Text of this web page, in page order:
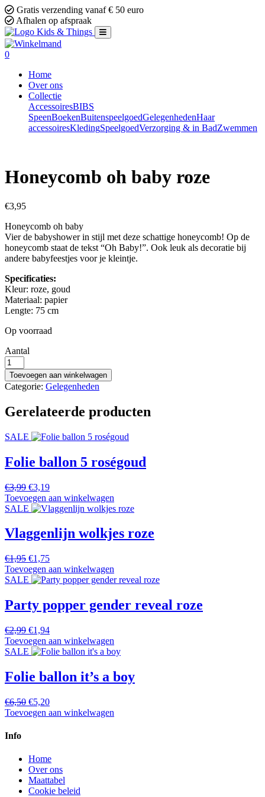
Gratis verzending vanaf € 50 euro
Afhalen op afspraak
0
Home
Over ons
Collectie
AccessoiresBIBS
SpeenBoekenBuitenspeelgoedGelegenhedenHaar
accessoiresKledingSpeelgoedVerzorging & in BadZwemmen
Honeycomb oh baby roze
€3,95
Honeycomb oh baby
Vier de babyshower in stijl met deze schattige honeycomb! Op de
honeycomb staat de tekst “Oh Baby!”. Ook leuk als decoratie bij
andere babyfeestjes voor je kleintje.
Specificaties:
Kleur: roze, goud
Materiaal: papier
Lengte: 75 cm
Op voorraad
Aantal
Honeycomb
oh
baby
roze
Toevoegen aan winkelwagen
Categorie: Gelegenheden
Gerelateerde producten
SALE
Folie ballon 5 roségoud
€3,99 Oorspronkelijke
prijs
was:
€3,19Huidige
prijs
is:
Toevoegen aan winkelwagen
SALE
Vlaggenlijn wolkjes roze
€1,95 Oorspronkelijke
prijs
was:
€1,75Huidige
prijs
is:
Toevoegen aan winkelwagen
SALE
Party popper gender reveal roze
€2,99 Oorspronkelijke
prijs
was:
€1,94Huidige
prijs
is:
Toevoegen aan winkelwagen
SALE
Folie ballon it’s a boy
€6,50 Oorspronkelijke
prijs
€5,20Huidige
prijs
Toevoegen aan winkelwagen
Info
Home
Over ons
Maattabel
Cookie beleid